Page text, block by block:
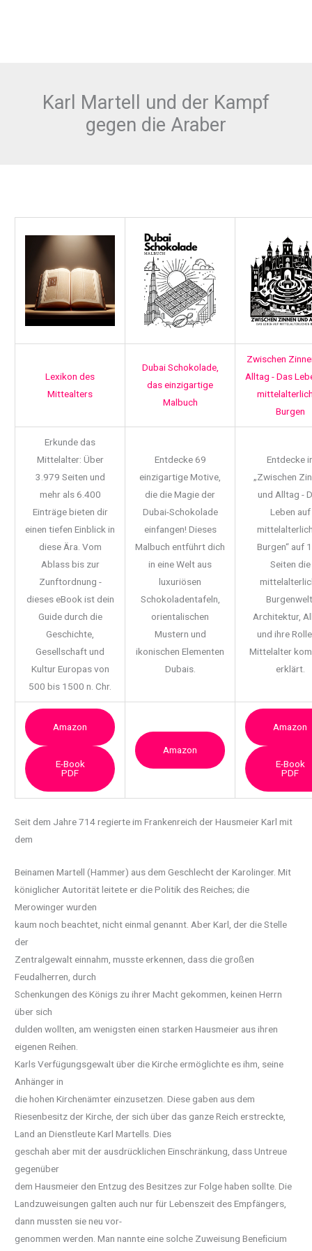
Karl Martell und der Kampf
gegen die Araber
Lexikon des
Mittealters
Dubai Schokolade,
das einzigartige
Malbuch
Zwischen
Alltag - Das
Burgen
Erkunde das
Mittelalter: Über
3.979 Seiten und
mehr als 6.400
Einträge bieten dir
einen tiefen Einblick in
diese Ära. Vom
Ablass bis zur
Zunftordnung -
dieses eBook ist dein
Guide durch die
Geschichte,
Gesellschaft und
Kultur Europas von
500 bis 1500 n. Chr.
Entdecke 69
einzigartige Motive,
die die Magie der
Dubai-Schokolade
einfangen! Dieses
Malbuch entführt dich
in eine Welt aus
luxuriösen
Schokoladentafeln,
orientalischen
Mustern und
ikonischen Elementen
Dubais.
Entdecke
„Zwischen
und Alltag -
Leben auf
Burgen“ auf
Seiten die
Architektur,
und ihre
Mittelalter
erklärt.
Amazon
E-Book
PDF
Amazon
Amazon
E-Book
PDF
Seit dem Jahre 714 regierte im Frankenreich der Hausmeier Karl mit
dem
Beinamen Martell (Hammer) aus dem Geschlecht der Karolinger. Mit
königlicher Autorität leitete er die Politik des Reiches; die
Merowinger wurden
kaum noch beachtet, nicht einmal genannt. Aber Karl, der die Stelle
der
Zentralgewalt einnahm, musste erkennen, dass die großen
Feudalherren, durch
Schenkungen des Königs zu ihrer Macht gekommen, keinen Herrn
über sich
dulden wollten, am wenigsten einen starken Hausmeier aus ihren
eigenen Reihen.
Karls Verfügungsgewalt über die Kirche ermöglichte es ihm, seine
Anhänger in
die hohen Kirchenämter einzusetzen. Diese gaben aus dem
Riesenbesitz der Kirche, der sich über das ganze Reich erstreckte,
Land an Dienstleute Karl Martells. Dies
geschah aber mit der ausdrücklichen Einschränkung, dass Untreue
gegenüber
dem Hausmeier den Entzug des Besitzes zur Folge haben sollte. Die
Landzuweisungen galten auch nur für Lebenszeit des Empfängers,
dann mussten sie neu vor-
genommen werden. Man nannte eine solche Zuweisung Beneﬁcium